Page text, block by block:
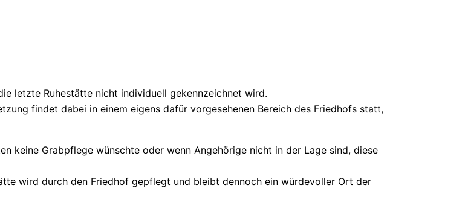
letzte Ruhestätte nicht individuell gekennzeichnet wird.
findet dabei in einem eigens dafür vorgesehenen Bereich des Friedhofs statt,
keine Grabpflege wünschte oder wenn Angehörige nicht in der Lage sind, diese
wird durch den Friedhof gepflegt und bleibt dennoch ein würdevoller Ort der